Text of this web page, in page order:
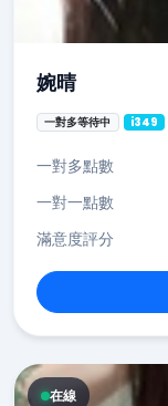
婉晴
一對多等待中 i349
一對多點數
一對一點數
滿意度評分
在線